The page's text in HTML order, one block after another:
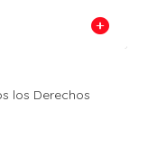
los Derechos